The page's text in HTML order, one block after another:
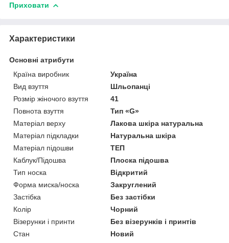
Приховати
Характеристики
Основні атрибути
Країна виробник
Україна
Вид взуття
Шльопанці
Розмір жіночого взуття
41
Повнота взуття
Тип «G»
Матеріал верху
Лакова шкіра натуральна
Матеріал підкладки
Натуральна шкіра
Матеріал підошви
ТЕП
Каблук/Підошва
Плоска підошва
Тип носка
Відкритий
Форма миска/носка
Закруглений
Застібка
Без застібки
Колір
Чорний
Візерунки і принти
Без візерунків і принтів
Стан
Новий